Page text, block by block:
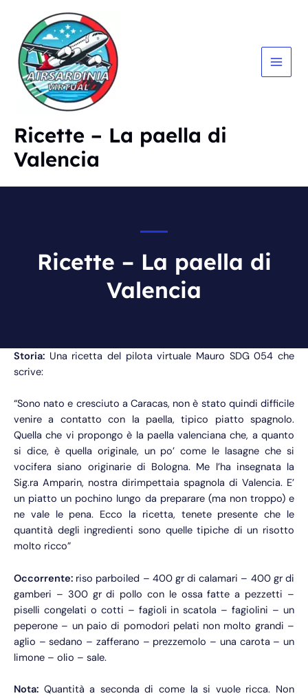
contenuto
MAIN
Ricette – La paella di
Valencia
Ricette – La paella di
Valencia
Storia: Una ricetta del pilota virtuale Mauro SDG 054 che
scrive:
“Sono nato e cresciuto a Caracas, non è stato quindi difficile
venire a contatto con la paella, tipico piatto spagnolo.
Quella che vi propongo è la paella valenciana che, a quanto
si dice, è quella originale, un po’ come le lasagne che si
vocifera siano originarie di Bologna. Me l’ha insegnata la
Sig.ra Amparin, nostra dirimpettaia spagnola di Valencia. E’
un piatto un pochino lungo da preparare (ma non troppo) e
ne vale le pena. Ecco la ricetta, tenete presente che le
quantità degli ingredienti sono quelle tipiche di un risotto
molto ricco”
Occorrente: riso parboiled – 400 gr di calamari – 400 gr di
gamberi – 300 gr di pollo con le ossa fatte a pezzetti –
piselli congelati o cotti – fagioli in scatola – fagiolini – un
peperone – un paio di pomodori pelati non molto grandi –
aglio – sedano – zafferano – prezzemolo – una carota – un
limone – olio – sale.
Nota: Quantità a seconda di come la si vuole ricca. Non